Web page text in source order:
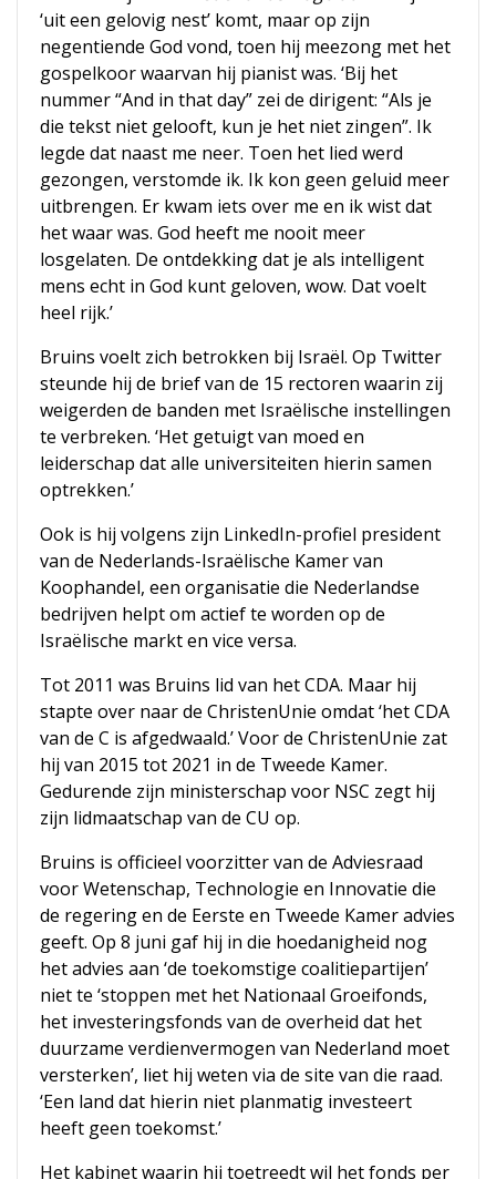
‘uit een gelovig nest’ komt, maar op zijn
negentiende God vond, toen hij meezong met het
gospelkoor waarvan hij pianist was. ‘Bij het
nummer “And in that day” zei de dirigent: “Als je
die tekst niet gelooft, kun je het niet zingen”. Ik
legde dat naast me neer. Toen het lied werd
gezongen, verstomde ik. Ik kon geen geluid meer
uitbrengen. Er kwam iets over me en ik wist dat
het waar was. God heeft me nooit meer
losgelaten. De ontdekking dat je als intelligent
mens echt in God kunt geloven, wow. Dat voelt
heel rijk.’
Bruins voelt zich betrokken bij Israël. Op Twitter
steunde hij de brief van de 15 rectoren waarin zij
weigerden de banden met Israëlische instellingen
te verbreken. ‘Het getuigt van moed en
leiderschap dat alle universiteiten hierin samen
optrekken.’
Ook is hij volgens zijn LinkedIn-profiel president
van de Nederlands-Israëlische Kamer van
Koophandel, een organisatie die Nederlandse
bedrijven helpt om actief te worden op de
Israëlische markt en vice versa.
Tot 2011 was Bruins lid van het CDA. Maar hij
stapte over naar de ChristenUnie omdat ‘het CDA
van de C is afgedwaald.’ Voor de ChristenUnie zat
hij van 2015 tot 2021 in de Tweede Kamer.
Gedurende zijn ministerschap voor NSC zegt hij
zijn lidmaatschap van de CU op.
Bruins is officieel voorzitter van de Adviesraad
voor Wetenschap, Technologie en Innovatie die
de regering en de Eerste en Tweede Kamer advies
geeft. Op 8 juni gaf hij in die hoedanigheid nog
het advies aan ‘de toekomstige coalitiepartijen’
niet te ‘stoppen met het Nationaal Groeifonds,
het investeringsfonds van de overheid dat het
duurzame verdienvermogen van Nederland moet
versterken’, liet hij weten via de site van die raad.
‘Een land dat hierin niet planmatig investeert
heeft geen toekomst.’
Het kabinet waarin hij toetreedt wil het fonds per